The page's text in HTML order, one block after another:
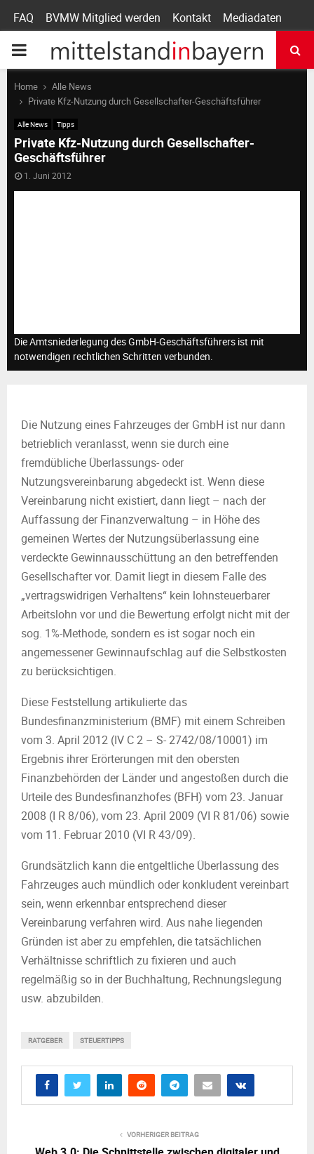
FAQ BVMW Mitglied werden Kontakt Mediadaten
P
R
M
E
U
Home
Alle News
Private Kfz-Nutzung durch Gesellschafter-Geschäftsführer
Alle News Tipps
Private Kfz-Nutzung durch Gesellschafter-
Geschäftsführer
1. Juni 2012
Die Amtsniederlegung des GmbH-Geschäftsführers ist mit
notwendigen rechtlichen Schritten verbunden.
Die Nutzung eines Fahrzeuges der GmbH ist nur dann
betrieblich veranlasst, wenn sie durch eine
fremdübliche Überlassungs- oder
Nutzungsvereinbarung abgedeckt ist. Wenn diese
Vereinbarung nicht existiert, dann liegt – nach der
Auffassung der Finanzverwaltung – in Höhe des
gemeinen Wertes der Nutzungsüberlassung eine
verdeckte Gewinnausschüttung an den betreffenden
Gesellschafter vor. Damit liegt in diesem Falle des
„vertragswidrigen Verhaltens“ kein lohnsteuerbarer
Arbeitslohn vor und die Bewertung erfolgt nicht mit der
sog. 1%-Methode, sondern es ist sogar noch ein
angemessener Gewinnaufschlag auf die Selbstkosten
zu berücksichtigen.
Diese Feststellung artikulierte das
Bundesfinanzministerium (BMF) mit einem Schreiben
vom 3. April 2012 (IV C 2 – S- 2742/08/10001) im
Ergebnis ihrer Erörterungen mit den obersten
Finanzbehörden der Länder und angestoßen durch die
Urteile des Bundesfinanzhofes (BFH) vom 23. Januar
2008 (I R 8/06), vom 23. April 2009 (VI R 81/06) sowie
vom 11. Februar 2010 (VI R 43/09).
Grundsätzlich kann die entgeltliche Überlassung des
Fahrzeuges auch mündlich oder konkludent vereinbart
sein, wenn erkennbar entsprechend dieser
Vereinbarung verfahren wird. Aus nahe liegenden
Gründen ist aber zu empfehlen, die tatsächlichen
Verhältnisse schriftlich zu fixieren und auch
regelmäßig so in der Buchhaltung, Rechnungslegung
usw. abzubilden.
RATGEBER STEUERTIPPS
VORHERIGER BEITRAG